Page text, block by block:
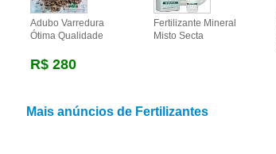
Adubo Varredura
Ótima Qualidade
R$ 280
Fertilizante Mineral
Misto Secta
Mais anúncios de Fertilizantes